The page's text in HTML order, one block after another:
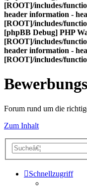
[ROOT]/includes/
header information -
[ROOT]/includes/
[phpBB Debug] PHP
[ROOT]/includes/
header information -
[ROOT]/includes/
Forum rund um die
Zum Inhalt
Schnellzugriff